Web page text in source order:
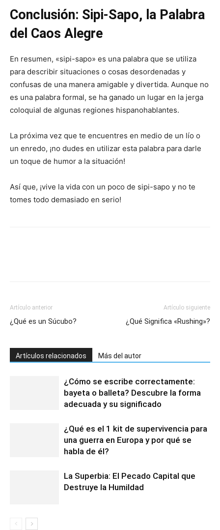
Conclusión: Sipi-Sapo, la Palabra
del Caos Alegre
En resumen, «sipi-sapo» es una palabra que se utiliza
para describir situaciones o cosas desordenadas y
confusas de una manera amigable y divertida. Aunque no
es una palabra formal, se ha ganado un lugar en la jerga
coloquial de algunas regiones hispanohablantes.
La próxima vez que te encuentres en medio de un lío o
un enredo, ¡no dudes en utilizar esta palabra para darle
un toque de humor a la situación!
Así que, ¡vive la vida con un poco de sipi-sapo y no te
tomes todo demasiado en serio!
Artículo anterior
¿Qué es un Súcubo?
Artículo siguiente
¿Qué Significa «Rushing»?
Artículos relacionados Más del autor
¿Cómo se escribe correctamente:
bayeta o balleta? Descubre la forma
adecuada y su significado
¿Qué es el 1 kit de supervivencia para
una guerra en Europa y por qué se
habla de él?
La Superbia: El Pecado Capital que
Destruye la Humildad